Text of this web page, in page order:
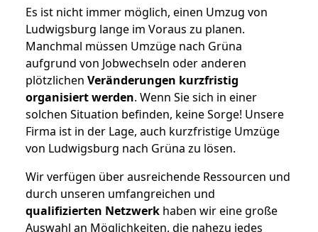
Es ist nicht immer möglich, einen Umzug von
Ludwigsburg lange im Voraus zu planen.
Manchmal müssen Umzüge nach Grüna
aufgrund von Jobwechseln oder anderen
plötzlichen Veränderungen kurzfristig
organisiert werden. Wenn Sie sich in einer
solchen Situation befinden, keine Sorge! Unsere
Firma ist in der Lage, auch kurzfristige Umzüge
von Ludwigsburg nach Grüna zu lösen.
Wir verfügen über ausreichende Ressourcen und
durch unseren umfangreichen und
qualifizierten Netzwerk haben wir eine große
Auswahl an Möglichkeiten, die nahezu jedes